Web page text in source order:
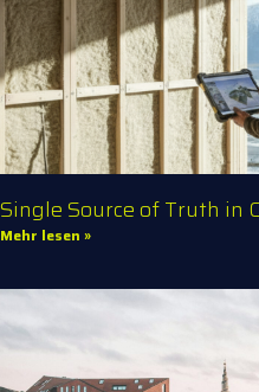
Single Source of Truth in
Mehr lesen »